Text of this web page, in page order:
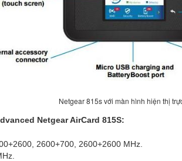
Netgear 815s với màn hình hiện thị
Netgear AirCard 815S:
2600+700, 2600+2600 MHz.